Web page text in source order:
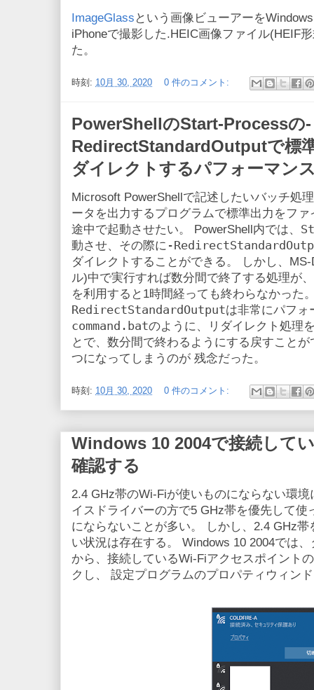
ImageGlass という画像ビューアーを
iPhoneで撮影した.HEIC画像ファイル(HEIF
た。
時刻: 10月 30, 2020 0 件のコメント:
PowerShellのStart-Processの-
RedirectStandardOutputで標
ダイレクトするパフォーマン
Microsoft PowerShellで記述したいバッチ処
ータを出力するプログラムで標準出力をフ
途中で起動させたい。 PowerShell内では、
動させ、その際に -
ダイレクトすることができる。 しかし、
ル)中で実行すれば数分間で終了する処理が、
を利用すると1時間経っても終わらなかった
RedirectStandardOutputは非常にパフォ
command.batのように、リダイレクト処理
とで、数分間で終わるようにする戻すこと
つになってしまうのが 残念だった。
時刻: 10月 30, 2020 0 件のコメント:
Windows 10 2004で接続して
確認する
2.4 GHz帯のWi-Fiが使いものにならない環
イスドライバーの方で5 GHz帯を優先して
にならないことが多い。 しかし、2.4 GHz
い状況は存在する。 Windows 10 2004では
から、接続しているWi-Fiアクセスポイント
クし、 設定プログラムのプロパティウィン